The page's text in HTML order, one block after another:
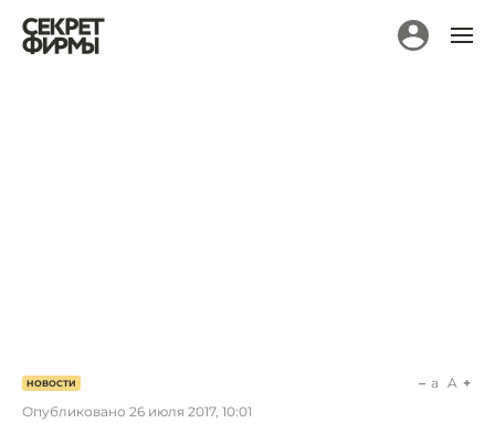
НОВОСТИ
Опубликовано 26 июля 2017, 10:01
a A